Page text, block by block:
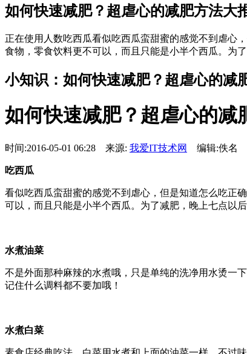
如何快速减肥？超虐心的减肥方法大
正在使用人数吃西瓜看似吃西瓜蛮甜蜜的感觉不到虐心
食物，零食饮料更不可以，而且只能是小半个西瓜。为
小知识：如何快速减肥？超虐心的减
如何快速减肥？超虐心的减
时间:2016-05-01 06:28 来源: 我爱IT技术网 编辑:佚名
吃西瓜
看似吃西瓜蛮甜蜜的感觉不到虐心，但是知道怎么吃正
可以，而且只能是小半个西瓜。为了减肥，晚上七点以
水煮油菜
不是外面那种麻辣的水煮哦，只是单纯的洗净用水烫一
记住什么调料都不要加哦！
水煮白菜